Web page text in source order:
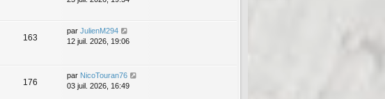
163
par JulienM294
12 juil. 2026, 19:06
176
par NicoTouran76
03 juil. 2026, 16:49